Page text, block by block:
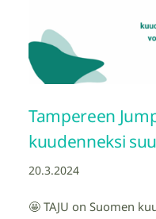
Tampereen
kuudenneksi
20.3.2024
🤩 TAJU on Suomen